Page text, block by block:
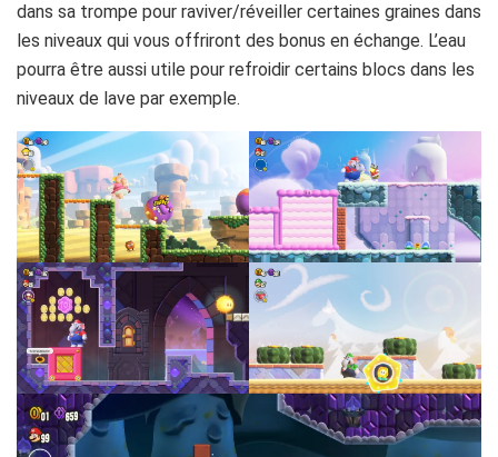
dans sa trompe pour raviver/réveiller certaines graines dans
les niveaux qui vous offriront des bonus en échange. L’eau
pourra être aussi utile pour refroidir certains blocs dans les
niveaux de lave par exemple.